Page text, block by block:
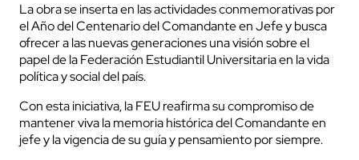
La obra se inserta en las actividades conmemorativas por
el Año del Centenario del Comandante en Jefe y busca
ofrecer a las nuevas generaciones una visión sobre el
papel de la Federación Estudiantil Universitaria en la vida
política y social del país.
Con esta iniciativa, la FEU reafirma su compromiso de
mantener viva la memoria histórica del Comandante en
jefe y la vigencia de su guía y pensamiento por siempre.